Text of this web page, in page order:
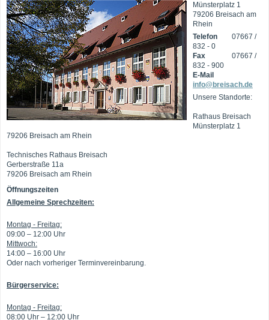
Münsterplatz 1
79206 Breisach am
Rhein
Telefon
07667 /
832 - 0
Fax
07667 /
832 - 900
E-Mail
info@breisach.de
Unsere Standorte:
Rathaus Breisach
Münsterplatz 1
79206 Breisach am Rhein
Technisches Rathaus Breisach
Gerberstraße 11a
79206 Breisach am Rhein
Öffnungszeiten
Allgemeine Sprechzeiten:
Montag - Freitag:
09:00 – 12:00 Uhr
Mittwoch:
14:00 – 16:00 Uhr
Oder nach vorheriger Terminvereinbarung.
Bürgerservice:
Montag - Freitag:
08:00 Uhr – 12:00 Uhr